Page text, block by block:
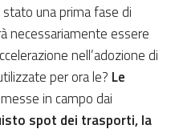
una prima fase di
necessariamente essere
nell’adozione di
per ora le? Le
in campo dai
spot dei trasporti, la